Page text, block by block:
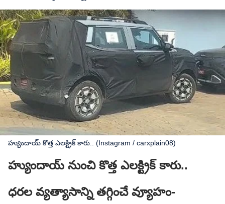
హ్యుందాయ్​ కొత్త ఎలక్ట్రిక్​ కారు.. (Instagram / carxplain08)
హ్యుందాయ్​ నుంచి కొత్త ఎలక్ట్రిక్​ కారు..
ధరల వ్యత్యాసాన్ని తగ్గించే వ్యూహం-